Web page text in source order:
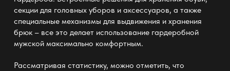
секции для головных уборов и аксессуаров, а также
специальные механизмы для выдвижения и хранения
брюк – все это делает использование гардеробной
мужскоймаксимально комфортным.
Рассматривая статистику, можно отметить, что